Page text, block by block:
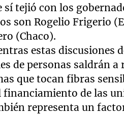
sí tejió con los
son Rogelio Frigerio
(Chaco).
estas discusiones
de personas saldrán a
que tocan fibras
financiamiento de las
representa un